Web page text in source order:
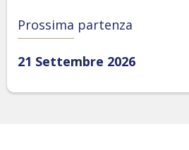
Prossima partenza
21 Settembre 2026